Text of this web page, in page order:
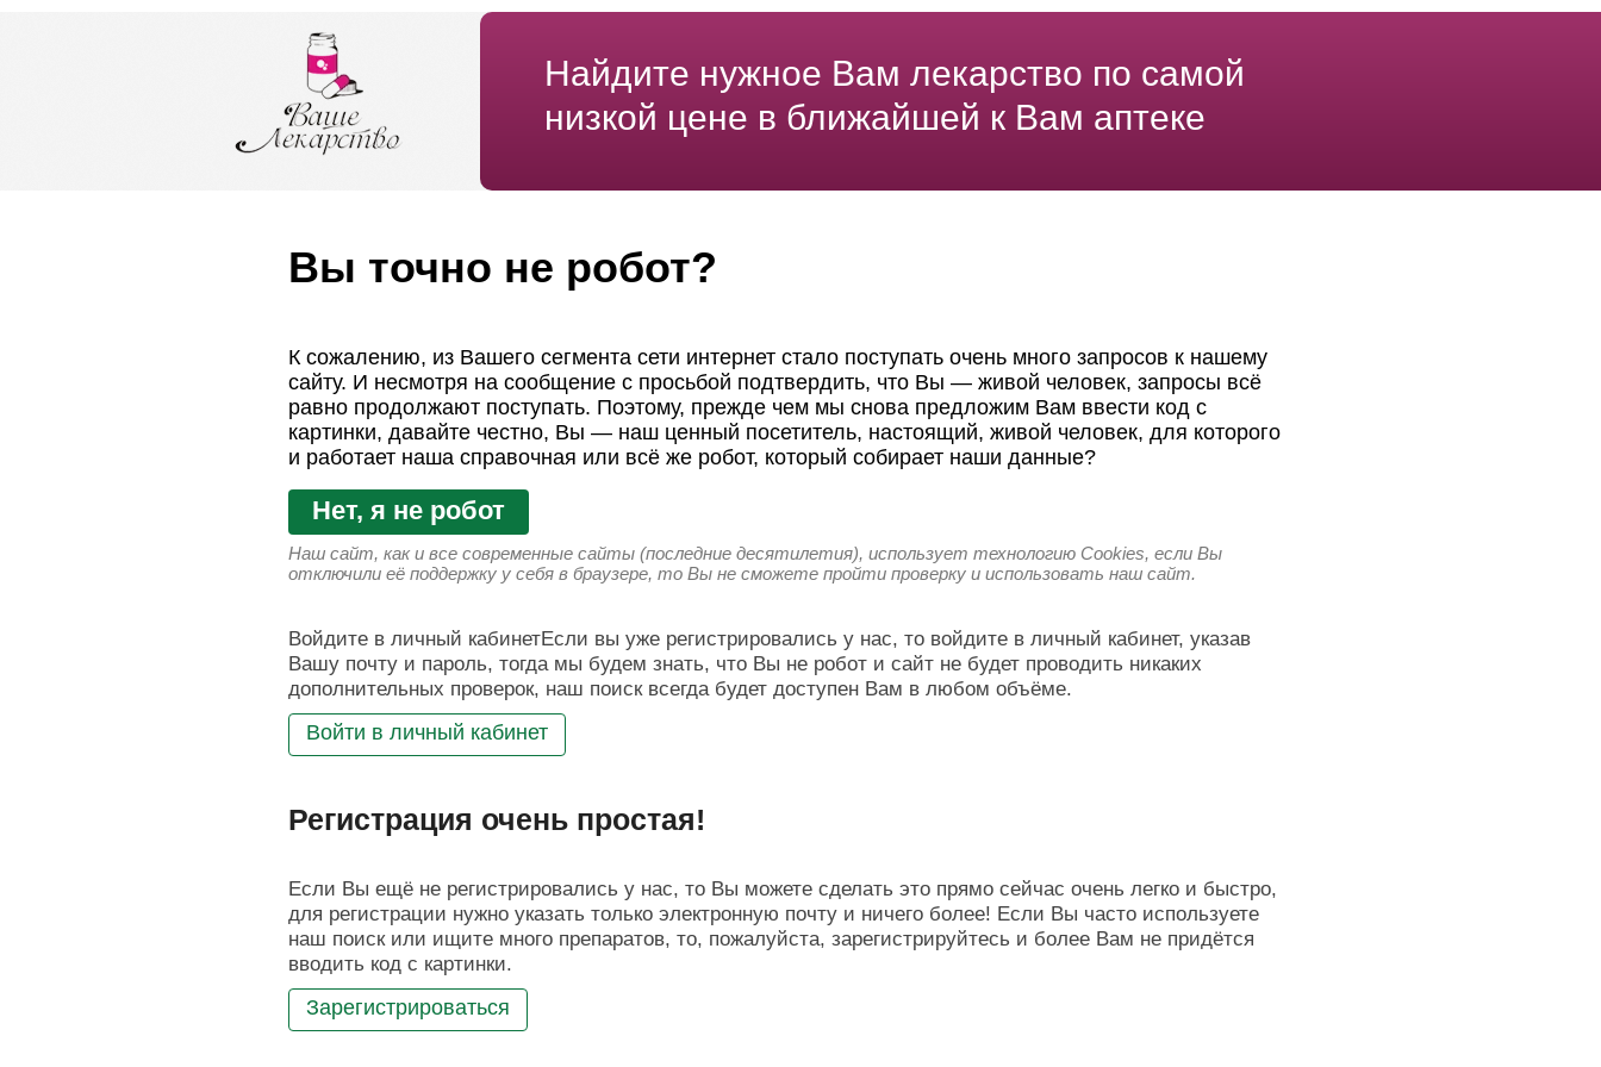
Найдите нужное Вам лекарство по самой
низкой цене в ближайшей к Вам аптеке
Вы точно не робот?
К сожалению, из Вашего сегмента сети интернет стало поступать очень много запросов к нашему
сайту. И несмотря на сообщение с просьбой подтвердить, что Вы — живой человек, запросы всё
равно продолжают поступать. Поэтому, прежде чем мы снова предложим Вам ввести код с
картинки, давайте честно, Вы — наш ценный посетитель, настоящий, живой человек, для которого
и работает наша справочная или всё же робот, который собирает наши данные?
Нет, я не робот
Наш сайт, как и все современные сайты (последние десятилетия), использует технологию Cookies, если Вы
отключили её поддержку у себя в браузере, то Вы не сможете пройти проверку и использовать наш сайт.
Войдите в личный кабинетЕсли вы уже регистрировались у нас, то войдите в личный кабинет, указав
Вашу почту и пароль, тогда мы будем знать, что Вы не робот и сайт не будет проводить никаких
дополнительных проверок, наш поиск всегда будет доступен Вам в любом объёме.
Войти в личный кабинет
Регистрация очень простая!
Если Вы ещё не регистрировались у нас, то Вы можете сделать это прямо сейчас очень легко и быстро,
для регистрации нужно указать только электронную почту и ничего более! Если Вы часто используете
наш поиск или ищите много препаратов, то, пожалуйста, зарегистрируйтесь и более Вам не придётся
вводить код с картинки.
Зарегистрироваться